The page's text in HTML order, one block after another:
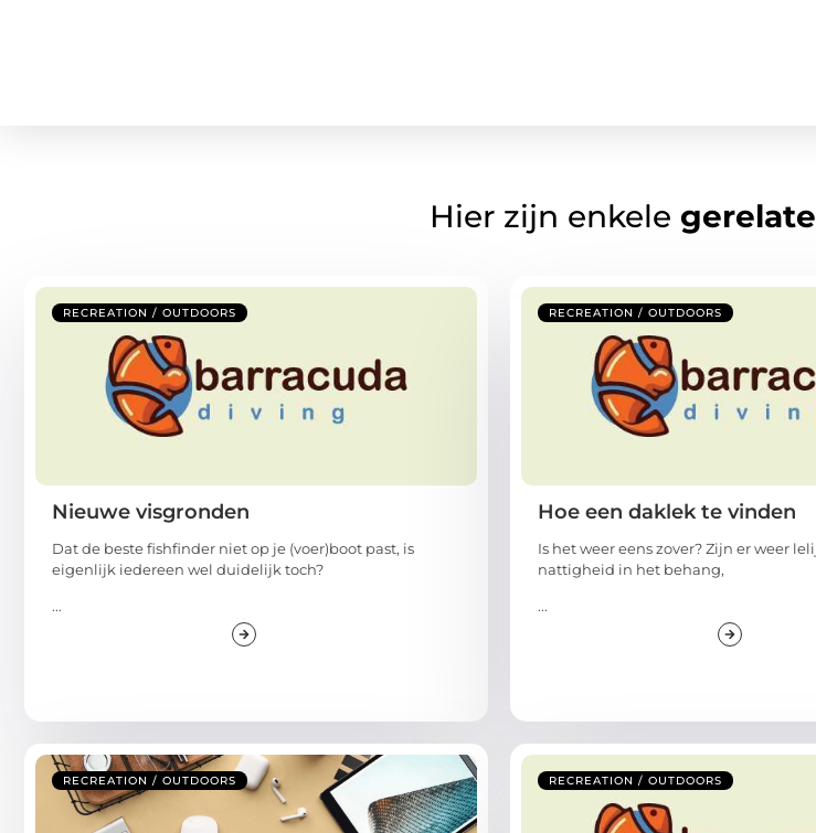
Hier zijn enkele
RECREATION / OUTDOORS
Nieuwe visgronden
Dat de beste fishfinder niet op je (voer)boot past, is
eigenlijk iedereen wel duidelijk toch?
...
RECREATION / OUTDOORS
Hoe een daklek te vinden
Is het weer eens zover? Zijn er weer
nattigheid in het behang,
...
RECREATION / OUTDOORS RECREATION / OUTDOORS